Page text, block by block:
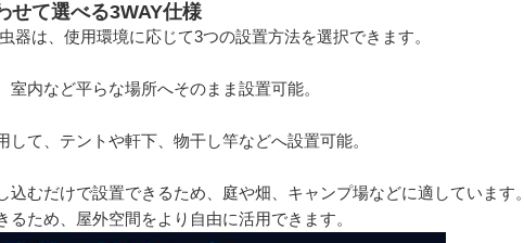
せて選べる3WAY仕様
器は、使用環境に応じて3つの設置方法を選択できます。
室内など平らな場所へそのまま設置可能。
して、テントや軒下、物干し竿などへ設置可能。
込むだけで設置できるため、庭や畑、キャンプ場などに適しています。
るため、屋外空間をより自由に活用できます。